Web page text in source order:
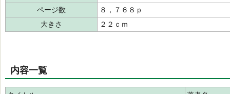
ページ数
８，７６８ｐ
大きさ
２２ｃｍ
内容一覧